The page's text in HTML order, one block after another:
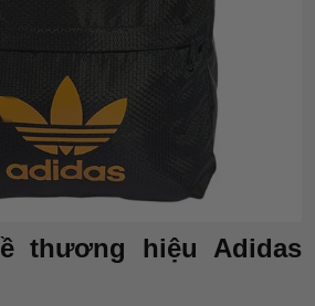
thương hiệu Adidas